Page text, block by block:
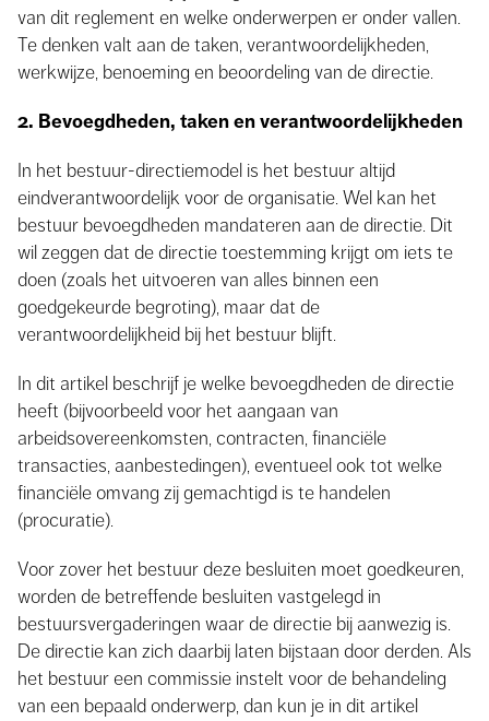
van dit reglement en welke onderwerpen er onder vallen.
Te denken valt aan de taken, verantwoordelijkheden,
werkwijze, benoeming en beoordeling van de directie.
2. Bevoegdheden, taken en verantwoordelijkheden
In het bestuur-directiemodel is het bestuur altijd
eindverantwoordelijk voor de organisatie. Wel kan het
bestuur bevoegdheden mandateren aan de directie. Dit
wil zeggen dat de directie toestemming krijgt om iets te
doen (zoals het uitvoeren van alles binnen een
goedgekeurde begroting), maar dat de
verantwoordelijkheid bij het bestuur blijft.
In dit artikel beschrijf je welke bevoegdheden de directie
heeft (bijvoorbeeld voor het aangaan van
arbeidsovereenkomsten, contracten, financiële
transacties, aanbestedingen), eventueel ook tot welke
financiële omvang zij gemachtigd is te handelen
(procuratie).
Voor zover het bestuur deze besluiten moet goedkeuren,
worden de betreffende besluiten vastgelegd in
bestuursvergaderingen waar de directie bij aanwezig is.
De directie kan zich daarbij laten bijstaan door derden. Als
het bestuur een commissie instelt voor de behandeling
van een bepaald onderwerp, dan kun je in dit artikel